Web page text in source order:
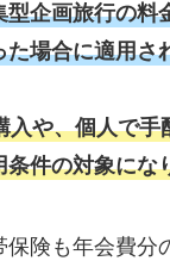
型企画旅行の料
た場合に適用さ
入や、個人で手
条件の対象にな
保険も年会費分